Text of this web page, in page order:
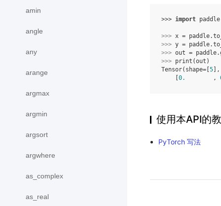
amin
angle
any
arange
argmax
argmin
argsort
argwhere
as_complex
as_real
>>> import paddle
>>> x = paddle.
>>> y = paddle.
>>> out = paddle.
>>> print (out )
Tensor(shape=[ 5
0.
        ,
使用本API的
PyTorch 写法